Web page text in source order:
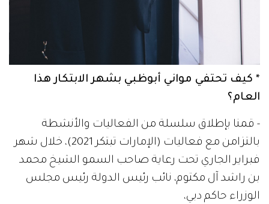
* كيف تحتفي مواني أبوظبي بشهر الابتكار هذا
العام؟
- قمنا بإطلاق سلسلة من الفعاليات والأنشطة
بالتزامن مع فعاليات (الإمارات تبتكر 2021)، خلال شهر
فبراير الجاري تحت رعاية صاحب السمو الشيخ محمد
بن راشد آل مكتوم، نائب رئيس الدولة رئيس مجلس
الوزراء حاكم دبي،